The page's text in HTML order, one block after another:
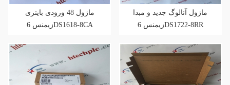
ماژول 48 ورودی باینری
زیمنس 6DS1618-8CA
ماژول آنالوگ جدید و مبدا
زیمنس 6DS1722-8RR